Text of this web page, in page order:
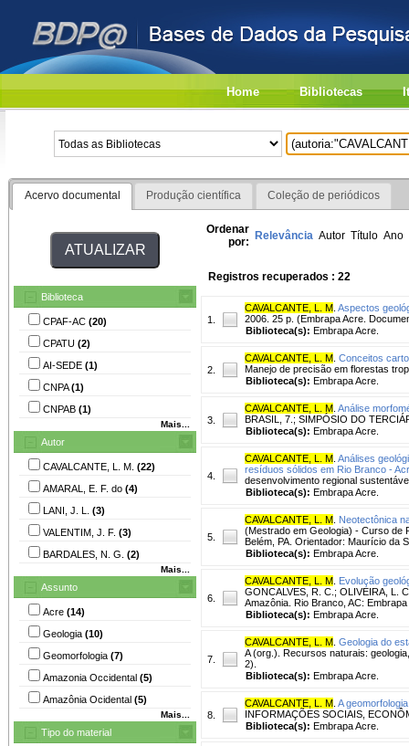
Home Bibliotecas
Acervo documental Produção científica Coleção de periódicos
Biblioteca
CPAF-AC (20)
CPATU (2)
AI-SEDE (1)
CNPA(1)
CNPAB (1)
Mais...
Autor
CAVALCANTE, L. M. (22)
AMARAL, E. F. do (4)
LANI, J. L. (3)
VALENTIM, J. F. (3)
BARDALES, N. G. (2)
Mais...
Assunto
Acre (14)
Geologia (10)
Geomorfologia (7)
Amazonia Occidental (5)
Amazônia Ocidental (5)
Mais...
Tipo do material
Ordenar
por: Relevância Autor Título Ano
Registros recuperados : 22
1.
CAVALCANTE, L. M Aspectos
2006. 25 p. (Embrapa Acre.
Biblioteca(s): Embrapa Acre.
2.
CAVALCANTE, L. M Conceitos
Manejo de precisão em florestas
Biblioteca(s): Embrapa Acre.
3.
CAVALCANTE, L. M Análise
BRASIL, 7.; SIMPÓSIO DO
Biblioteca(s): Embrapa Acre.
4.
CAVALCANTE, L. M Análises
resíduos sólidos em Rio Branco -
desenvolvimento regional
Biblioteca(s): Embrapa Acre.
5.
CAVALCANTE, L. M Neotectônica
(Mestrado em Geologia) - Curso de
Belém, PA. Orientador: Maurício da
Biblioteca(s): Embrapa Acre.
6.
CAVALCANTE, L. M Evolução
GONCALVES, R. C.; OLIVEIRA, L.
Amazônia. Rio Branco, AC:
Biblioteca(s): Embrapa Acre.
7.
CAVALCANTE, L. M Geologia do
A (org.). Recursos naturais:
2).
Biblioteca(s): Embrapa Acre.
8.
CAVALCANTE, L. M A
INFORMAÇÕES SOCIAIS,
Biblioteca(s): Embrapa Acre.